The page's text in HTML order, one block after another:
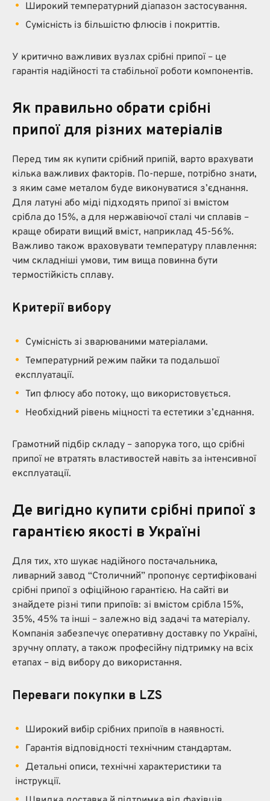
Широкий температурний діапазон застосування.
Сумісність із більшістю флюсів і покриттів.
У критично важливих вузлах срібні припої – це
гарантія надійності та стабільної роботи компонентів.
Як правильно обрати срібні
припої для різних матеріалів
Перед тим як купити срібний припій, варто врахувати
кілька важливих факторів. По-перше, потрібно знати,
з яким саме металом буде виконуватися з’єднання.
Для латуні або міді підходять припої зі вмістом
срібла до 15%, а для нержавіючої сталі чи сплавів –
краще обирати вищий вміст, наприклад 45-56%.
Важливо також враховувати температуру плавлення:
чим складніші умови, тим вища повинна бути
термостійкість сплаву.
Критерії вибору
Сумісність зі зварюваними матеріалами.
Температурний режим пайки та подальшої
експлуатації.
Тип флюсу або потоку, що використовується.
Необхідний рівень міцності та естетики з’єднання.
Грамотний підбір складу – запорука того, що срібні
припої не втратять властивостей навіть за інтенсивної
експлуатації.
Де вигідно купити срібні припої з
гарантією якості в Україні
Для тих, хто шукає надійного постачальника,
ливарний завод “Столичний” пропонує сертифіковані
срібні припої з офіційною гарантією. На сайті ви
знайдете різні типи припоїв: зі вмістом срібла 15%,
35%, 45% та інші – залежно від задачі та матеріалу.
Компанія забезпечує оперативну доставку по Україні,
зручну оплату, а також професійну підтримку на всіх
етапах – від вибору до використання.
Переваги покупки в LZS
Широкий вибір срібних припоїв в наявності.
Гарантія відповідності технічним стандартам.
Детальні описи, технічні характеристики та
інструкції.